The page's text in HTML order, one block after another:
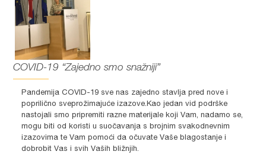
COVID-19 “Zajedno smo snažniji”
Pandemija COVID-19 sve nas zajedno stavlja pred nove i
poprilično sveprožimajuće izazove.Kao jedan vid podrške
nastojali smo pripremiti razne materijale koji Vam, nadamo se,
mogu biti od koristi u suočavanja s brojnim svakodnevnim
izazovima te Vam pomoći da očuvate Vaše blagostanje i
dobrobit Vas i svih Vaših bližnjih.